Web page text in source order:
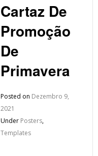
Cartaz De
Promoção
De
Primavera
Posted on Dezembro 9,
2021
Under Posters,
Templates